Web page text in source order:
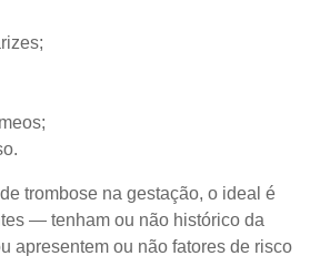
trombose na gestação, o ideal é
— tenham ou não histórico da
apresentem ou não fatores de risco